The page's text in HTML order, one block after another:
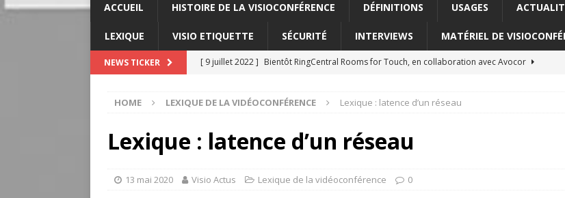
ACCUEIL HISTOIRE DE LA VISIOCONFÉRENCE DÉFINITIONS USAGES
LEXIQUE VISIO ETIQUETTE SÉCURITÉ INTERVIEWS MATÉRIEL DE
NEWS TICKER [ 9 juillet 2022 ] Bientôt RingCentral Rooms for Touch, en collaboration avec Avocor
[ 3 juillet 2022 ] Lexique : mode incrustation (picture-in-picture)
LEXIQUE DE LA
VIDÉOCONFÉRENCE
ligne
L'INNOVATION DANS LA VISIOCONFÉRENCE
HOME LEXIQUE DE LA VIDÉOCONFÉRENCE Lexique : latence d’un réseau
Lexique : latence d’un réseau
13 mai 2020 Visio Actus Lexique de la vidéoconférence 0